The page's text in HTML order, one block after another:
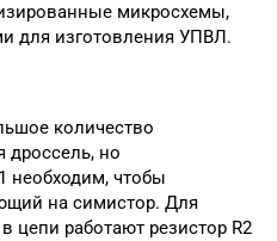
микросхемы,
для изготовления УПВЛ.
количество
дроссель, но
необходим, чтобы
на симистор. Для
цепи работают резистор R2